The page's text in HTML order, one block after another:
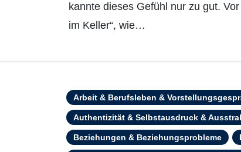
kannte dieses Gefühl nur zu gut.
im Keller“, wie…
Arbeit & Berufsleben &
Authentizität & Selbstausdruck &
Beziehungen & Beziehungsprobleme